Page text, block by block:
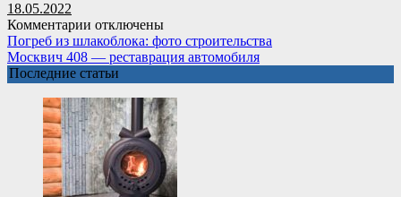
18.05.2022
Комментарии к
записи
Авто
самоделка
пикап
Иж-2715
для
поездок
на
охоту
отключены
Погреб из шлакоблока: фото строительства
Москвич 408 — реставрация автомобиля
Последние статьи